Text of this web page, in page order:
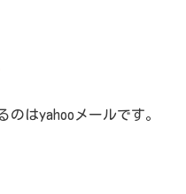
はyahooメールです。